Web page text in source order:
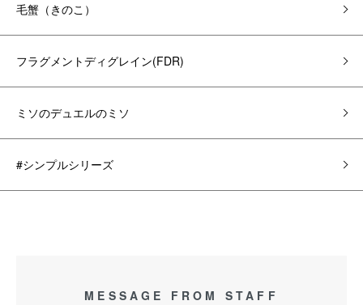
毛蟹（きのこ）
フラグメントディグレイン(FDR)
ミソのデュエルのミソ
#シンプルシリーズ
MESSAGE FROM STAFF